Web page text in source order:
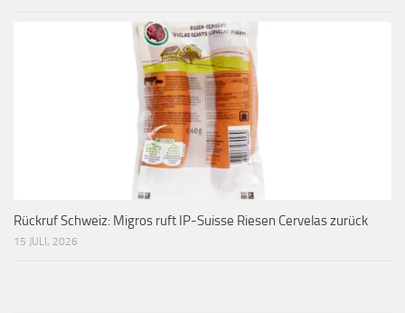
Rückruf Schweiz: Migros ruft IP-Suisse Riesen Cervelas zurück
15 JULI, 2026